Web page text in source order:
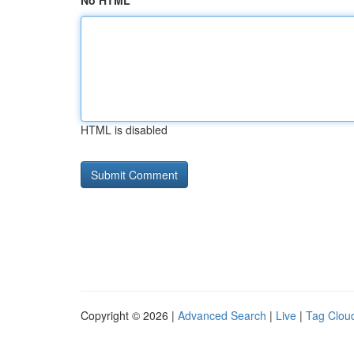
HTML is disabled
Copyright © 2026 | Advanced Search | Live | Tag